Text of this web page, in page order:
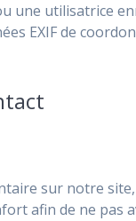
une utilisatrice
EXIF de
sur notre
afin de ne pas